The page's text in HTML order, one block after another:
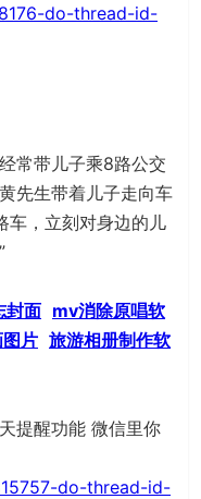
do-thread-id-
常带儿子乘8路公交
先生带着儿子走向车
车，立刻对身边的儿
封面 mv消除原唱软
片 旅游相册制作软
提醒功能 微信里你
do-thread-id-